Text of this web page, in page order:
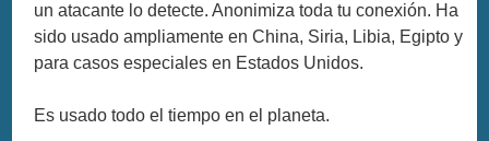
un atacante lo detecte. Anonimiza toda tu conexión. Ha
sido usado ampliamente en China, Siria, Libia, Egipto y
para casos especiales en Estados Unidos.
Es usado todo el tiempo en el planeta.